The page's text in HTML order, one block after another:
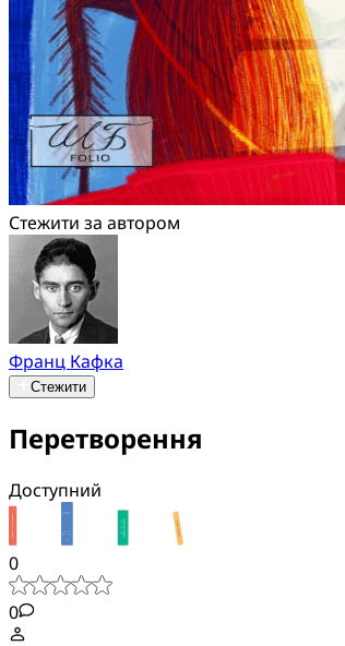
Стежити за автором
Франц Кафка
Стежити
Перетворення
Доступний
0
0